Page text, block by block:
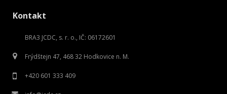
Kontakt
BRA3 JCDC, s. r. o., IČ: 06172601
Frýdštejn 47, 468 32 Hodkovice n. M.
+420 601 333 409